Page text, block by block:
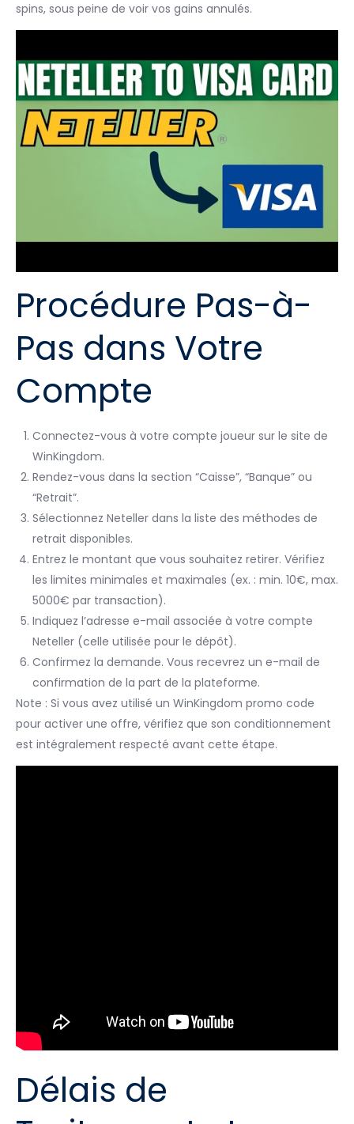
spins, sous peine de voir vos gains annulés.
Procédure Pas-à-
Pas dans Votre
Compte
Connectez-vous à votre compte joueur sur le site de
WinKingdom.
Rendez-vous dans la section “Caisse”, “Banque” ou
“Retrait”.
Sélectionnez Neteller dans la liste des méthodes de
retrait disponibles.
Entrez le montant que vous souhaitez retirer. Vérifiez
les limites minimales et maximales (ex. : min. 10€, max.
5000€ par transaction).
Indiquez l’adresse e-mail associée à votre compte
Neteller (celle utilisée pour le dépôt).
Confirmez la demande. Vous recevrez un e-mail de
confirmation de la part de la plateforme.
Note : Si vous avez utilisé un WinKingdom promo code
pour activer une offre, vérifiez que son conditionnement
est intégralement respecté avant cette étape.
Délais de